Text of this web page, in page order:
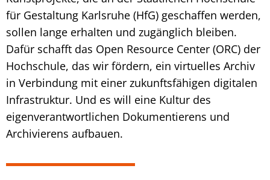
für Gestaltung Karlsruhe (HfG) geschaffen werden,
sollen lange erhalten und zugänglich bleiben.
Dafür schafft das Open Resource Center (ORC) der
Hochschule, das wir fördern, ein virtuelles Archiv
in Verbindung mit einer zukunftsfähigen digitalen
Infrastruktur. Und es will eine Kultur des
eigenverantwortlichen Dokumentierens und
Archivierens aufbauen.